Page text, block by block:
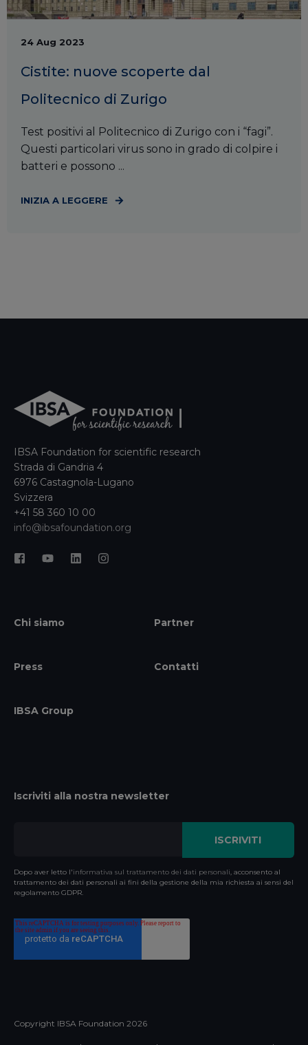
24 Aug 2023
Cistite: nuove scoperte dal
Politecnico di Zurigo
Test positivi al Politecnico di Zurigo con i “fagi”.
Questi particolari virus sono in grado di colpire i
batteri e possono ...
INIZIA A LEGGERE
IBSA Foundation for scientific research
Strada di Gandria 4
6976 Castagnola-Lugano
Svizzera
+41 58 360 10 00
info@ibsafoundation.org
Chi siamo Partner
Press Contatti
IBSA Group
Iscriviti alla nostra newsletter
Dopo aver letto l'informativa sul trattamento dei dati personali, acconsento al
trattamento dei dati personali ai fini della gestione della mia richiesta ai sensi del
regolamento GDPR.
Copyright IBSA Foundation 2026